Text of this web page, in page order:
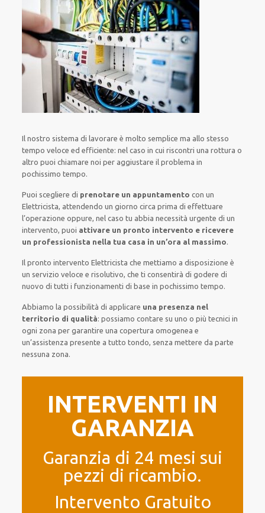
Il nostro sistema di lavorare èmolto semplice ma allo stesso
tempo veloce ed efficiente: nel caso in cuiriscontriuna rottura o
altro puoi chiamare noi per aggiustare ilproblema in
pochissimo tempo.
Puoi scegliere di prenotare un appuntamento con un
Elettricista, attendendoun giorno circa prima dieffettuare
l’operazione oppure, nel caso tu abbia necessità urgente di un
intervento, puoi attivare un pronto intervento e ricevere
un professionista nella tua casa in un’ora al massimo.
Il pronto intervento Elettricistache mettiamo a disposizione è
un servizio veloce e risolutivo, che ticonsentirà di godere di
nuovodi tutti i funzionamenti di base in pochissimo tempo.
Abbiamo la possibilità di applicare una presenza nel
territorio di qualità:possiamo contare su uno o piùtecnici in
ogni zona pergarantire una coperturaomogenea e
un’assistenza presente atutto tondo, senzamettere da parte
nessuna zona.
INTERVENTI IN
GARANZIA
Garanzia di 24 mesi sui
pezzi di ricambio.
Intervento Gratuito